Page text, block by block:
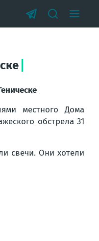
местного Дома
обстрела 31
свечи. Они хотели